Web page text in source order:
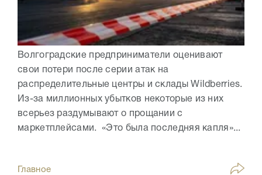
Волгоградские предприниматели оценивают
свои потери после серии атак на
распределительные центры и склады Wildberries.
Из-за миллионных убытков некоторые из них
всерьез раздумывают о прощании с
маркетплейсами. «Это была последняя капля»...
Главное